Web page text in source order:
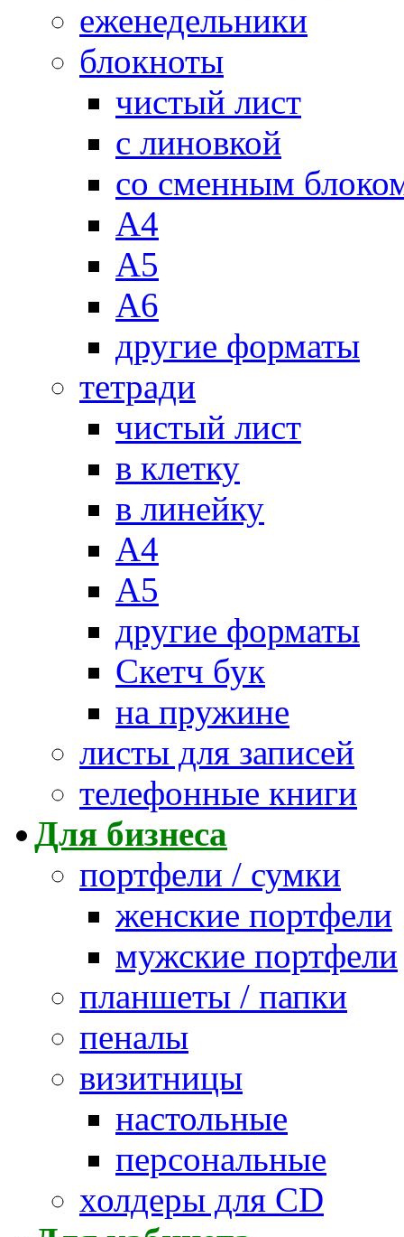
еженедельники
блокноты
чистый лист
с линовкой
со сменным
А4
А5
А6
другие форматы
тетради
чистый лист
в клетку
в линейку
А4
А5
другие форматы
Скетч бук
на пружине
листы для записей
телефонные книги
Для бизнеса
портфели / сумки
женские портфели
мужские портфели
планшеты / папки
пеналы
визитницы
настольные
персональные
холдеры для CD